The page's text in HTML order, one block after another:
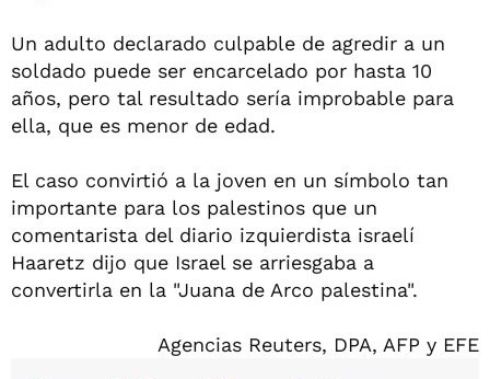
Un adulto declarado culpable de agredir a un
soldado puede ser encarcelado por hasta 10
años, pero tal resultado sería improbable para
ella, que es menor de edad.
El caso convirtió a la joven en un símbolo tan
importante para los palestinos que un
comentarista del diario izquierdista israelí
Haaretz dijo que Israel se arriesgaba a
convertirla en la "Juana de Arco palestina".
Agencias Reuters, DPA, AFP y EFE